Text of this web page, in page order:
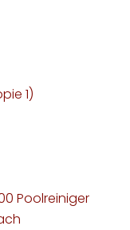
1)
Poolreiniger